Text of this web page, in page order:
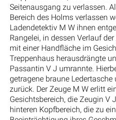
Seitenausgang zu verlassen.
Bereich des Holms verlassen
Ladendetektiv M W ihnen
Rangelei, in dessen Verlauf
mit einer Handfläche im
Treppenhaus herausdrängte
Passantin V J umrannte.
getragene braune
zurück. Der Zeuge M W erlitt
Gesichtsbereich, die Zeugin V
hinteren Kopfbereich, die zu